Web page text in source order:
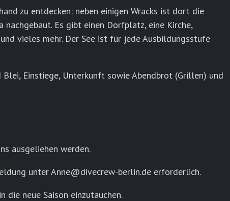
zu entdecken: neben einigen Wracks ist dort die
Es gibt einen Dorfplatz, eine Kirche,
vieles mehr. Der See ist für jede Ausbildungsstufe
Blei, Einstiege, Unterkunft sowie Abendbrot (Grillen) und
ausgeliehen werden.
unter Anne@divecrew-berlin.de erforderlich.
die neue Saison einzutauchen.